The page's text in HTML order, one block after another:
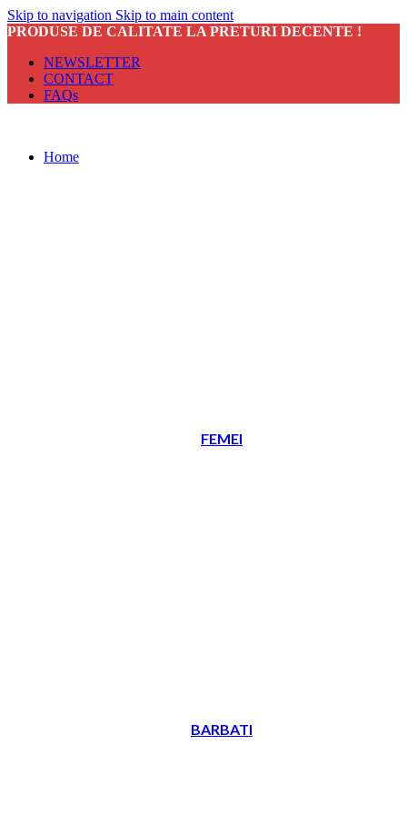
Skip to navigation Skip to main content
PRODUSE DE CALITATE LA PRETURI DECENTE !
NEWSLETTER
CONTACT
FAQs
Home
FEMEI
BARBATI